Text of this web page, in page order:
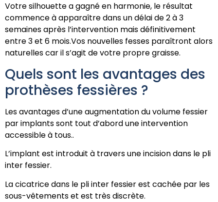
Votre silhouette a gagné en harmonie, le résultat
commence à apparaître dans un délai de 2 à 3
semaines après l’intervention mais définitivement
entre 3 et 6 mois.Vos nouvelles fesses paraîtront alors
naturelles car il s’agit de votre propre graisse.
Quels sont les avantages des
prothèses fessières ?
Les avantages d’une augmentation du volume fessier
par implants sont tout d’abord une intervention
accessible à tous..
L’implant est introduit à travers une incision dans le pli
inter fessier.
La cicatrice dans le pli inter fessier est cachée par les
sous-vêtements et est très discrète.